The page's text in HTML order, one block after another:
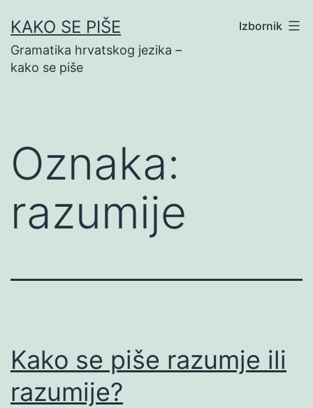
na
sadržaj
KAKO SE PIŠE
Gramatika hrvatskog jezika –
kako se piše
Izbornik
Oznaka:
razumije
Kako se piše razumje ili
razumije?